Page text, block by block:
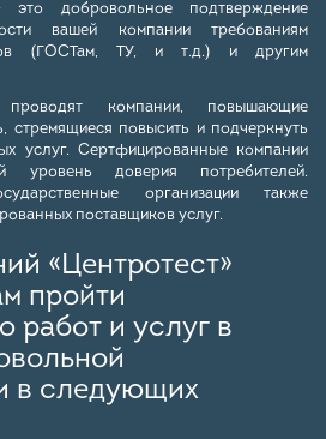
добровольное подтверждение
вашей компании требованиям
(ГОСТам, ТУ, и т.д.) и другим
компании, повышающие
стремящиеся повысить и подчеркнуть
услуг. Сертфицированные компании
уровень доверия потребителей.
организации также
поставщиков услуг.
«Центротест»
пройти
работ и услуг в
в следующих